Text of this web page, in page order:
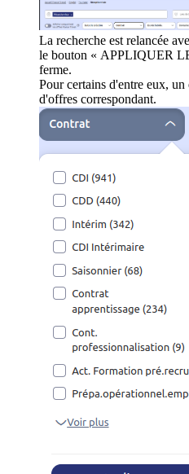
La recherche est relancée
le bouton « APPLIQUER
ferme.
Pour certains d'entre eux,
d'offres correspondant.